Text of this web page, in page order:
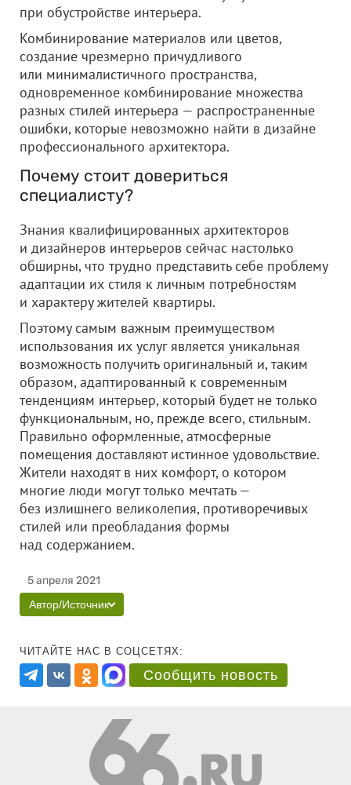
при обустройстве интерьера.
Комбинирование материалов или цветов,
создание чрезмерно причудливого
или минималистичного пространства,
одновременное комбинирование множества
разных стилей интерьера — распространенные
ошибки, которые невозможно найти в дизайне
профессионального архитектора.
Почему стоит довериться
специалисту?
Знания квалифицированных архитекторов
и дизайнеров интерьеров сейчас настолько
обширны, что трудно представить себе проблему
адаптации их стиля к личным потребностям
и характеру жителей квартиры.
Поэтому самым важным преимуществом
использования их услуг является уникальная
возможность получить оригинальный и, таким
образом, адаптированный к современным
тенденциям интерьер, который будет не только
функциональным, но, прежде всего, стильным.
Правильно оформленные, атмосферные
помещения доставляют истинное удовольствие.
Жители находят в них комфорт, о котором
многие люди могут только мечтать —
без излишнего великолепия, противоречивых
стилей или преобладания формы
над содержанием.
5 апреля 2021
Автор/Источник
ЧИТАЙТЕ НАС В СОЦСЕТЯХ:
Сообщить новость